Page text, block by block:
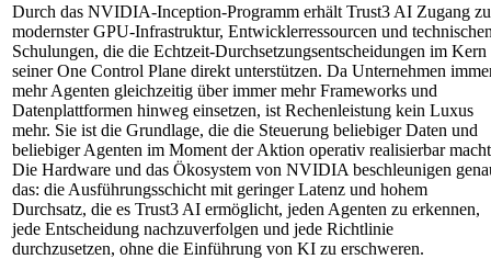
Durch das NVIDIA-Inception-Programm erhält Trust3 AI Zugang zu
modernster GPU-Infrastruktur, Entwicklerressourcen und
Schulungen, die die Echtzeit-Durchsetzungsentscheidungen im Kern
seiner One Control Plane direkt unterstützen. Da Unternehmen
mehr Agenten gleichzeitig über immer mehr Frameworks und
Datenplattformen hinweg einsetzen, ist Rechenleistung kein Luxus
mehr. Sie ist die Grundlage, die die Steuerung beliebiger Daten und
beliebiger Agenten im Moment der Aktion operativ realisierbar
Die Hardware und das Ökosystem von NVIDIA beschleunigen
das: die Ausführungsschicht mit geringer Latenz und hohem
Durchsatz, die es Trust3 AI ermöglicht, jeden Agenten zu erkennen,
jede Entscheidung nachzuverfolgen und jede Richtlinie
durchzusetzen, ohne die Einführung von KI zu erschweren.